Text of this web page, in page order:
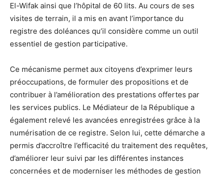
El-Wifak ainsi que l’hôpital de 60 lits. Au cours de ses
visites de terrain, il a mis en avant l’importance du
registre des doléances qu’il considère comme un outil
essentiel de gestion participative.
Ce mécanisme permet aux citoyens d’exprimer leurs
préoccupations, de formuler des propositions et de
contribuer à l’amélioration des prestations offertes par
les services publics. Le Médiateur de la République a
également relevé les avancées enregistrées grâce à la
numérisation de ce registre. Selon lui, cette démarche a
permis d’accroître l’efficacité du traitement des requêtes,
d’améliorer leur suivi par les différentes instances
concernées et de moderniser les méthodes de gestion